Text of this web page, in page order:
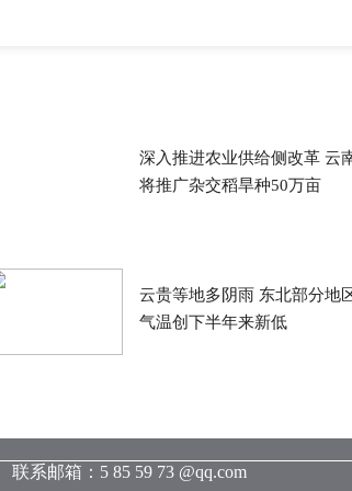
深入推进农业供给侧改革 云
将推广杂交稻旱种50万亩
云贵等地多阴雨 东北部分地
气温创下半年来新低
联系邮箱：5 85 59 73 @qq.com